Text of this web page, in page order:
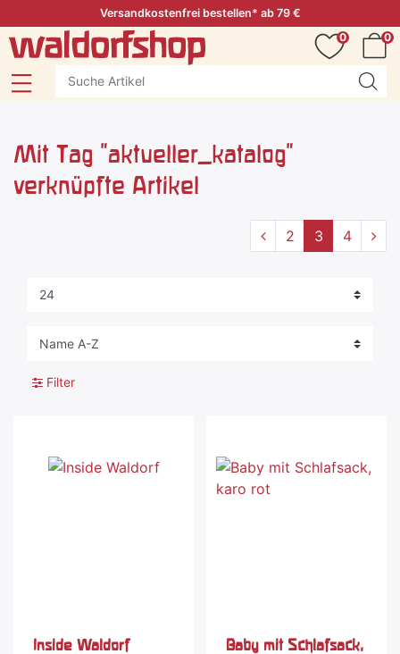
Versandkostenfrei bestellen* ab 79 €
0
0
Mit Tag "aktueller_katalog"
verknüpfte Artikel
2 3 4
Filter
Inside Waldorf
Baby mit Schlafsack,